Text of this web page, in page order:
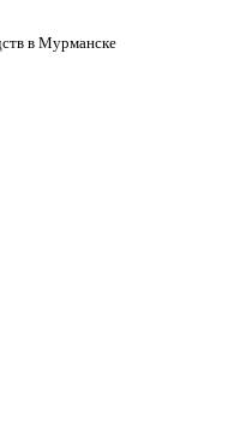
в Мурманске